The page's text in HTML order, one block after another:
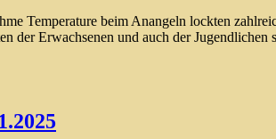
Temperature beim Anangeln lockten
Erwachsenen und auch der